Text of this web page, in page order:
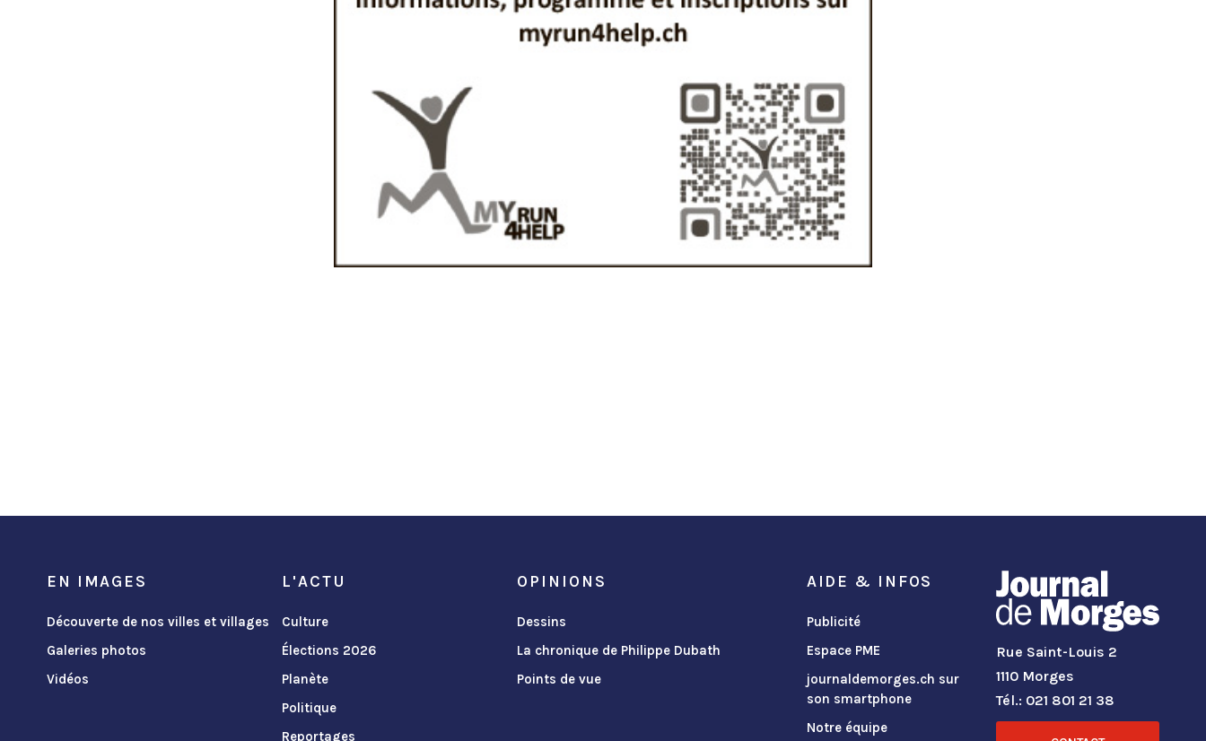
EN IMAGES
Découverte de nos villes et villages
Galeries photos
Vidéos
L'ACTU
Culture
Élections 2026
Planète
Politique
Reportages
OPINIONS
Dessins
La chronique de Philippe Dubath
Points de vue
AIDE & INFOS
Publicité
Espace PME
journaldemorges.ch sur
son smartphone
Notre équipe
Rue Saint-Louis 2
1110 Morges
Tél.: 021 801 21 38